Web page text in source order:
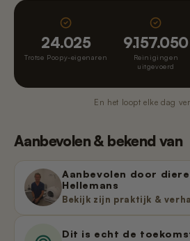
24.025
Trotse Poopy-eigenaren
9.157.050
Reinigingen
uitgevoerd
En het loopt elke dag
Aanbevolen & bekend van
Aanbevolen door
Hellemans
Bekijk zijn praktijk &
Dit is echt de